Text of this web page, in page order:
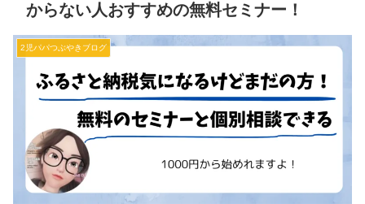
からない人おすすめの無料セミナー！
2児パパつぶやきブログ